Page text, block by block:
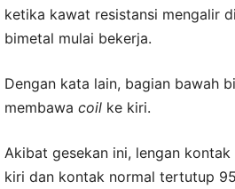
ketika kawat resistansi mengalir
bimetal mulai bekerja.
Dengan kata lain, bagian bawah
membawa coil ke kiri.
Akibat gesekan ini, lengan
kiri dan kontak normal tertutup